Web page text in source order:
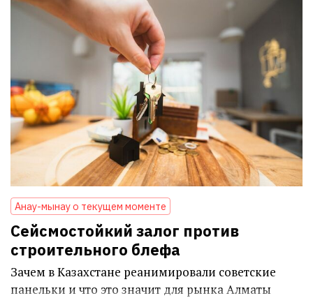
Анау-мынау о текущем моменте
Сейсмостойкий залог против
строительного блефа
Зачем в Казахстане реанимировали советские
панельки и что это значит для рынка Алматы